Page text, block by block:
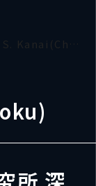
Tohoku)
所 深